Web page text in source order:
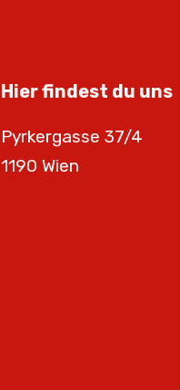
Hier findest du uns
Pyrkergasse 37/4
1190 Wien